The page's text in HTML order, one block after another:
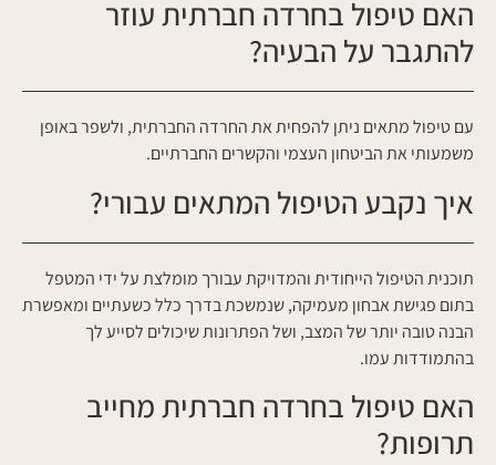
האם טיפול בחרדה חברתית עוזר
להתגבר על הבעיה?
עם טיפול מתאים ניתן להפחית את החרדה החברתית, ולשפר באופן
משמעותי את הביטחון העצמי והקשרים החברתיים.
איך נקבע הטיפול המתאים עבורי?
תוכנית הטיפול הייחודית והמדויקת עבורך מומלצת על ידי המטפל
בתום פגישת אבחון מעמיקה, שנמשכת בדרך כלל כשעתיים ומאפשרת
הבנה טובה יותר של המצב, ושל הפתרונות שיכולים לסייע לך
בהתמודדות עמו.
האם טיפול בחרדה חברתית מחייב
תרופות?